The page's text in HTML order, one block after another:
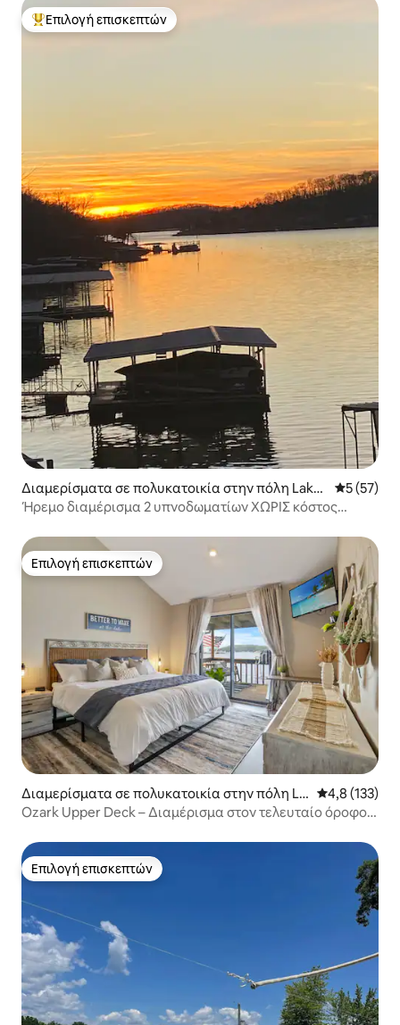
Κορυφαία επιλογή επισκεπτών
Επιλογή επισκεπτών
Διαμερίσματα σε πολυκατοικία στην πόλη Lake
Ozark
Μέση
5 (57)
Ήρεμο διαμέρισμα 2 υπνοδωματίων ΧΩΡΙΣ κόστος
Επιλογή επισκεπτών
Επιλογή επισκεπτών
Διαμερίσματα σε πολυκατοικία στην πόλη La
ke Ozark
Μέση
4,8 (133)
Ozark Upper Deck – Διαμέρισμα στον τελευταίο όροφο
Επιλογή επισκεπτών
Επιλογή επισκεπτών